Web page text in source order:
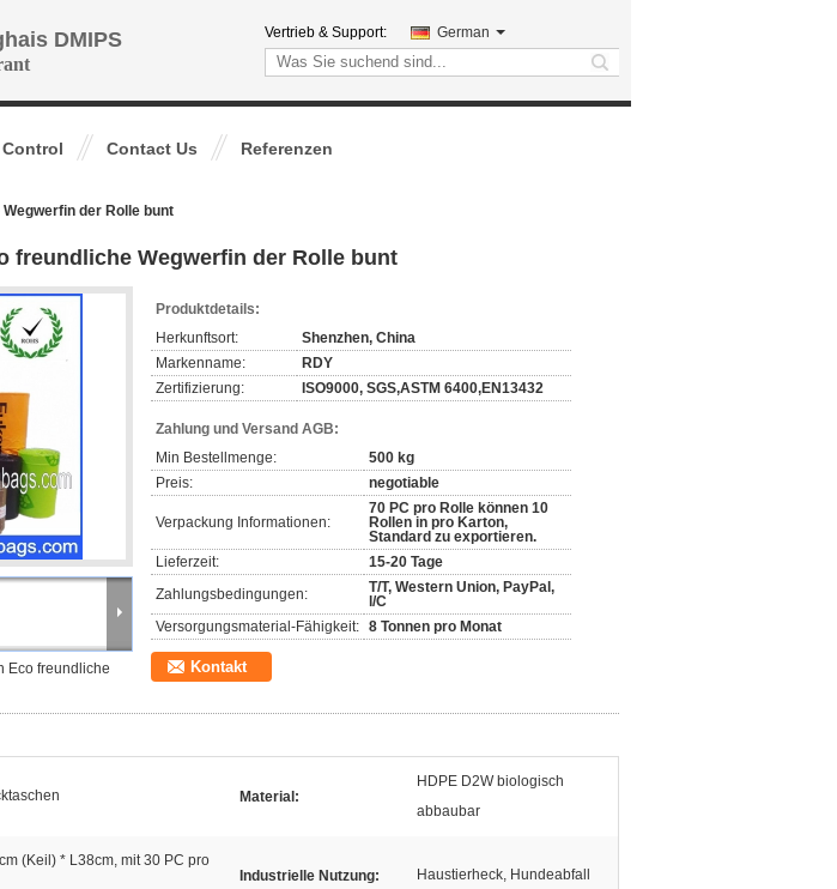
DMIPS Vertrieb & Support: German
search
Contact Us Referenzen
der Rolle bunt
freundliche Wegwerfin der Rolle bunt
Eco freundliche
Produktdetails:
Herkunftsort:
Shenzhen, China
Markenname:
RDY
Zertifizierung:
ISO9000, SGS,ASTM 6400,EN13432
Zahlung und Versand AGB:
Min Bestellmenge:
500 kg
Preis:
negotiable
Verpackung Informationen:
70 PC pro Rolle können 10
Rollen in pro Karton,
Standard zu exportieren.
Lieferzeit:
15-20 Tage
Zahlungsbedingungen:
T/T, Western Union, PayPal,
l/C
Versorgungsmaterial-Fähigkeit: 8 Tonnen pro Monat
Kontakt
Material:
HDPE D2W biologisch
abbaubar
(Keil) * L38cm, mit 30 PC pro
Industrielle Nutzung: Haustierheck, Hundeabfall